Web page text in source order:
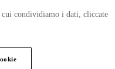
condividiamo i dati, cliccate